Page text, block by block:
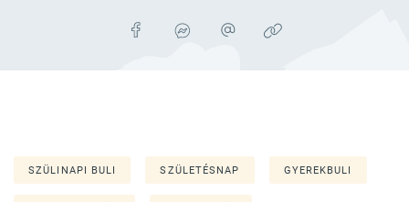
SZÜLINAPI BULI SZÜLETÉSNAP GYEREKBULI